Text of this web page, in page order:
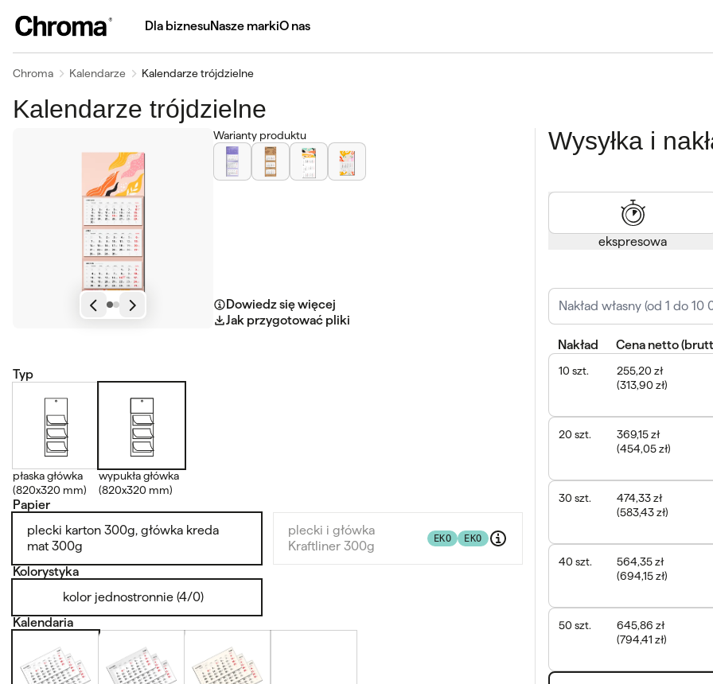
Dla biznesuNasze markiO nas
Chroma Kalendarze Kalendarze trójdzielne
Kalendarze trójdzielne
Warianty produktu
Dowiedz się więcej
Jak przygotować pliki
Typ
płaska główka
(820x320 mm)
wypukła główka
(820x320 mm)
Papier
plecki karton 300g, główka kreda
mat 300g
plecki i główka
Kraftliner 300g
EKO EKO
Kolorystyka
kolor jednostronnie (4/0)
Kalendaria
Wysyłka i
ekspresowa
Nakład Cena netto(
10 szt.
255,20 zł
(313,90 zł)
20 szt.
369,15 zł
(454,05 zł)
30 szt.
474,33 zł
(583,43 zł)
40 szt.
564,35 zł
(694,15 zł)
50 szt.
645,86 zł
(794,41 zł)